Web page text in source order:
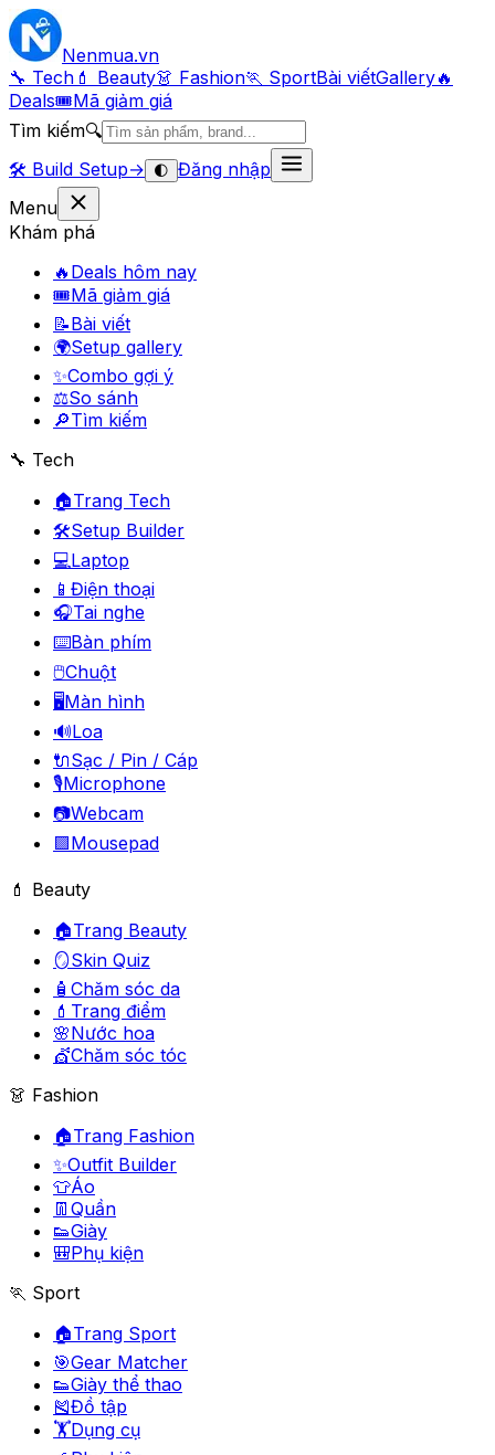
Nenmua.vn
🔧 Tech 💄 Beauty👗 Fashion🏃 SportBài viếtGallery🔥
Deals🎟Mã giảm giá
Tìm kiếm🔍
🛠️ Build Setup→ 🌓 Đăng nhập
Menu
Khám phá
🔥 Deals hôm nay
🎟Mã giảm giá
📝Bài viết
🌍Setup gallery
✨Combo gợi ý
⚖️So sánh
🔎Tìm kiếm
🔧 Tech
🏠Trang Tech
🛠️Setup Builder
💻Laptop
📱 Điện thoại
🎧Tai nghe
⌨️Bàn phím
🖱️Chuột
🖥️Màn hình
🔊Loa
🔌Sạc / Pin / Cáp
🎙️Microphone
📷Webcam
🟪Mousepad
💄 Beauty
🏠Trang Beauty
🪞Skin Quiz
🧴 Chăm sóc da
💄 Trang điểm
🌸Nước hoa
💇Chăm sóc tóc
👗 Fashion
🏠Trang Fashion
✨Outfit Builder
👕Áo
👖 Quần
👟Giày
🎒Phụ kiện
🏃 Sport
🏠Trang Sport
🎯Gear Matcher
👟Giày thể thao
🎽Đồ tập
🏋️Dụng cụ